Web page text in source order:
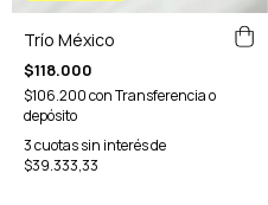
Trío México
$118.000
$106.200conTransferencia o
depósito
3cuotas sin interés de
$39.333,33